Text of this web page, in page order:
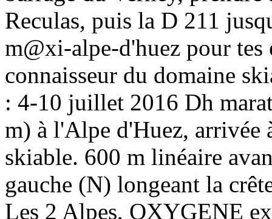
Reculas, puis la D 211
m@xi-alpe-d'huez pour
connaisseur du domaine
: 4-10 juillet 2016 Dh
m) à l'Alpe d'Huez, arrivée
skiable. 600 m linéaire
gauche (N) longeant la
Les 2 Alpes, OXYGENE